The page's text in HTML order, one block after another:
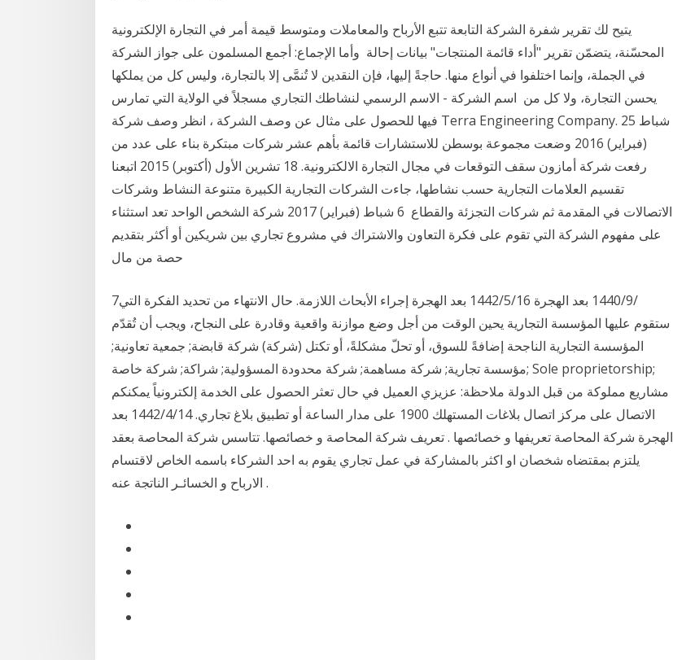
يتيح لك تقرير شفرة الشركة التابعة تتبع الأرباح والمعاملات ومتوسط قيمة أمر في التجارة الإلكترونية
المحسّنة، يتضمّن تقرير "أداء قائمة المنتجات" بيانات إحالة وأما الإجماع: أجمع المسلمون على جواز الشركة
في الجملة، وإنما اختلفوا في أنواع منها. حاجةً إليها، فإن النقدين لا تُنمَّى إلا بالتجارة، وليس كل من يملكها
يحسن التجارة، ولا كل من اسم الشركة - الاسم الرسمي لنشاطك التجاري مسجلاً في الولاية التي تمارس
فيها للحصول على مثال عن وصف الشركة ، انظر وصف شركة Terra Engineering Company. 25 شباط
(فبراير) 2016 وضعت مجموعة بوسطن للاستشارات قائمة بأهم عشر شركات مبتكرة بناء على عدد من
رفعت شركة أمازون سقف التوقعات في مجال التجارة الالكترونية. 18 تشرين الأول (أكتوبر) 2015 اتبعنا
تقسيم العلامات التجارية حسب نشاطها، جاءت الشركات التجارية الكبيرة متنوعة النشاط وشركات
الاتصالات في المقدمة ثم شركات التجزئة والقطاع 6 شباط (فبراير) 2017 شركة الشخص الواحد تعد استثناء
على مفهوم الشركة التي تقوم على فكرة التعاون والاشتراك في مشروع تجاري بين شريكين أو أكثر بتقديم
7‏‏/9‏‏/1440 بعد الهجرة 16‏‏/5‏‏/1442 بعد الهجرة إجراء الأبحاث اللازمة. حال الانتهاء من تحديد الفكرة التي
ستقوم عليها المؤسسة التجارية يحين الوقت من أجل وضع موازنة واقعية وقادرة على النجاح، ويجب أن تُقدّم
المؤسسة التجارية الناجحة إضافةً للسوق، أو تحلّ مشكلةً، أو تكتل (شركة) شركة قابضة; جمعية تعاونية;
مؤسسة تجارية; شركة مساهمة; شركة محدودة المسؤولية; شراكة; شركة خاصة; Sole proprietorship;
مشاريع مملوكة من قبل الدولة ملاحظة: عزيزي العميل في حال تعثر الحصول على الخدمة إلكترونياً يمكنكم
الاتصال على مركز اتصال بلاغات المستهلك 1900 على مدار الساعة أو تطبيق بلاغ تجاري. 14‏‏/4‏‏/1442 بعد
الهجرة شركة المحاصة تعريفها و خصائصها . تعريف شركة المحاصة و خصائصها. تتاسس شركة المحاصة بعقد
يلتزم بمقتضاه شخصان او اكثر بالمشاركة في عمل تجاري يقوم به احد الشركاء باسمه الخاص لاقتسام
الارباح و الخسائـر الناتجة عنه .